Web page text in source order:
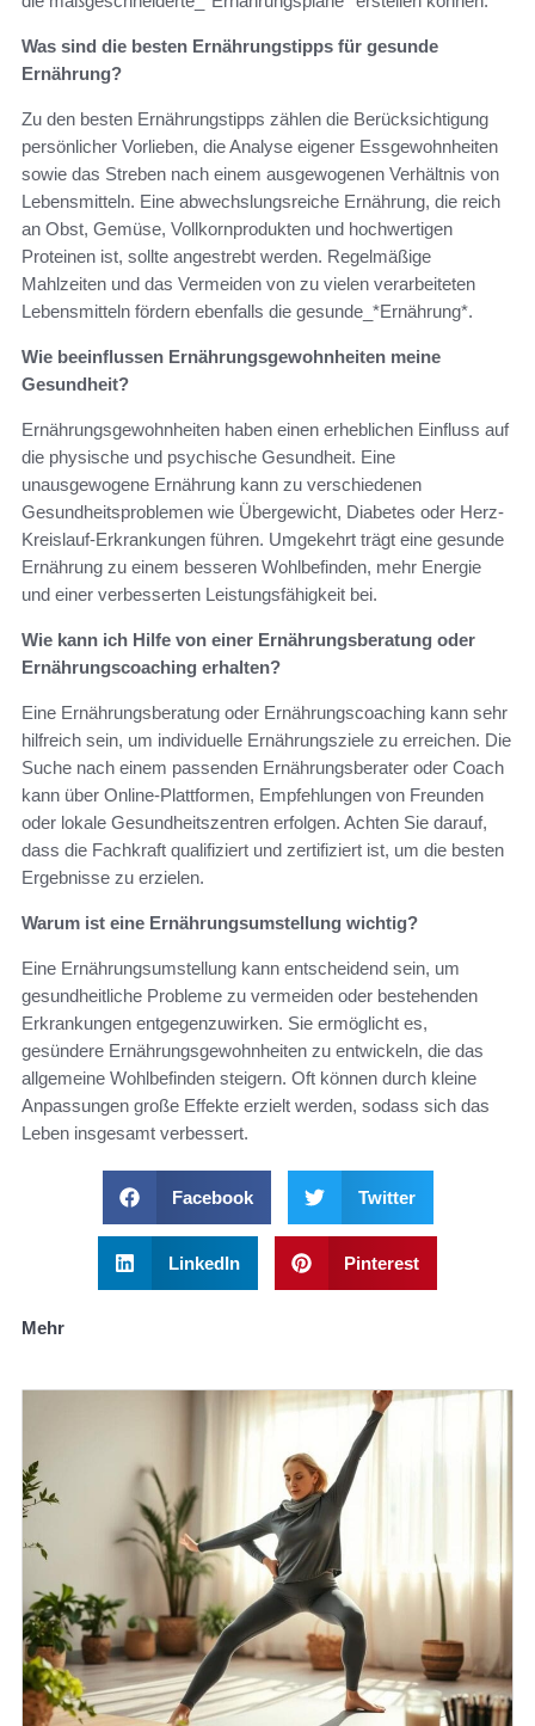
Was sind die besten Ernährungstipps für gesunde
Ernährung?
Zu den besten Ernährungstipps zählen die Berücksichtigung
persönlicher Vorlieben, die Analyse eigener Essgewohnheiten
sowie das Streben nach einem ausgewogenen Verhältnis von
Lebensmitteln. Eine abwechslungsreiche Ernährung, die reich
an Obst, Gemüse, Vollkornprodukten und hochwertigen
Proteinen ist, sollte angestrebt werden. Regelmäßige
Mahlzeiten und das Vermeiden von zu vielen verarbeiteten
Lebensmitteln fördern ebenfalls die gesunde_*Ernährung*.
Wie beeinflussen Ernährungsgewohnheiten meine
Gesundheit?
Ernährungsgewohnheiten haben einen erheblichen Einfluss auf
die physische und psychische Gesundheit. Eine
unausgewogene Ernährung kann zu verschiedenen
Gesundheitsproblemen wie Übergewicht, Diabetes oder Herz-
Kreislauf-Erkrankungen führen. Umgekehrt trägt eine gesunde
Ernährung zu einem besseren Wohlbefinden, mehr Energie
und einer verbesserten Leistungsfähigkeit bei.
Wie kann ich Hilfe von einer Ernährungsberatung oder
Ernährungscoaching erhalten?
Eine Ernährungsberatung oder Ernährungscoaching kann sehr
hilfreich sein, um individuelle Ernährungsziele zu erreichen. Die
Suche nach einem passenden Ernährungsberater oder Coach
kann über Online-Plattformen, Empfehlungen von Freunden
oder lokale Gesundheitszentren erfolgen. Achten Sie darauf,
dass die Fachkraft qualifiziert und zertifiziert ist, um die besten
Ergebnisse zu erzielen.
Warum ist eine Ernährungsumstellung wichtig?
Eine Ernährungsumstellung kann entscheidend sein, um
gesundheitliche Probleme zu vermeiden oder bestehenden
Erkrankungen entgegenzuwirken. Sie ermöglicht es,
gesündere Ernährungsgewohnheiten zu entwickeln, die das
allgemeine Wohlbefinden steigern. Oft können durch kleine
Anpassungen große Effekte erzielt werden, sodass sich das
Leben insgesamt verbessert.
Facebook Twitter
LinkedIn Pinterest
Mehr